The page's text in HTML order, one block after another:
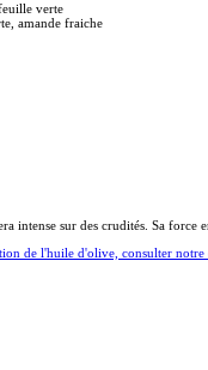
verte
amande fraiche
intense sur des crudités. Sa
de l'huile d'olive, consulter notre